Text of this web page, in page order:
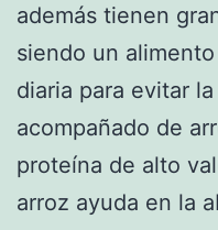
además tienen
siendo un
diaria para evitar
acompañado de
proteína de alto
arroz ayuda en la